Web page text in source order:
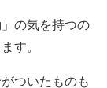
の気を持つの
す。
ついたものも